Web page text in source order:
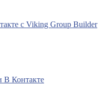
с Viking Group Builder
В Контакте